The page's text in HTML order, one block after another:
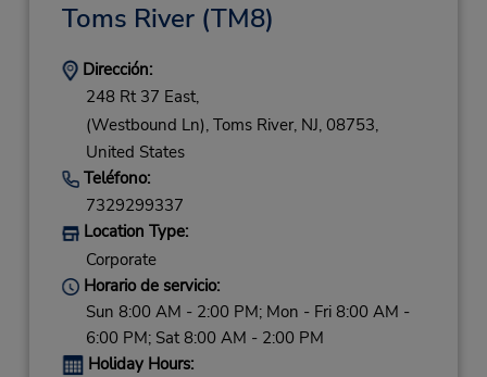
Toms River(TM8)
Dirección:
248 Rt 37 East,
(Westbound Ln), Toms River, NJ, 08753,
United States
Teléfono:
7329299337
Location Type:
Corporate
Horario de servicio:
Sun 8:00 AM - 2:00 PM; Mon - Fri 8:00 AM -
6:00 PM; Sat 8:00 AM - 2:00 PM
Holiday Hours: